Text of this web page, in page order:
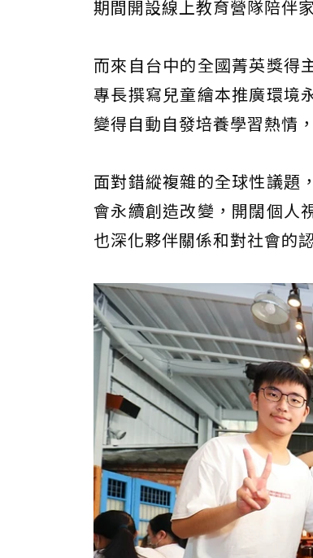
期間開設線上教育營隊陪伴
而來自台中的全國菁英獎得
專長撰寫兒童繪本推廣環境
變得自動自發培養學習熱情
面對錯縱複雜的全球性議題
會永續創造改變，開闊個人
也深化夥伴關係和對社會的